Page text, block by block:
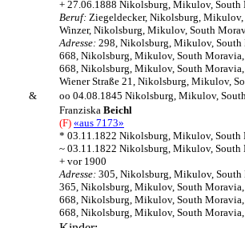
+ 27.06.1888 Nikolsburg, Mikulov, South
Beruf: Ziegeldecker, Nikolsburg,
Winzer, Nikolsburg, Mikulov, South
Adresse: 298, Nikolsburg, Mikulov, South
668, Nikolsburg, Mikulov, South Moravia,
668, Nikolsburg, Mikulov, South Moravia,
Wiener Straße 21, Nikolsburg, Mikulov,
&
oo 04.08.1845 Nikolsburg, Mikulov,
Franziska Beichl
(F) «aus 7173»
* 03.11.1822 Nikolsburg, Mikulov, South
~ 03.11.1822 Nikolsburg, Mikulov, South
+ vor 1900
Adresse: 305, Nikolsburg, Mikulov, South
365, Nikolsburg, Mikulov, South Moravia,
668, Nikolsburg, Mikulov, South Moravia,
668, Nikolsburg, Mikulov, South Moravia,